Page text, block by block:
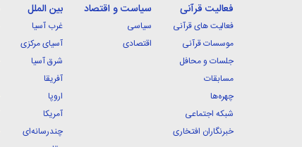
فعالیت قرآنی
فعالیت های قرآنی
موسسات قرآنی
جلسات و محافل
مسابقات
چهره‌ها
شبکه اجتماعی
خبرنگاران افتخاری
سیاست و اقتصاد
سیاسی
اقتصادی
بین الملل
غرب آسیا
آسیای مرکزی
شرق آسیا
آفریقا
اروپا
آمریکا
چندرسانه‌ای